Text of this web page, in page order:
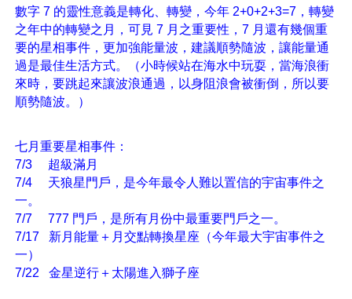
數字 7 的靈性意義是轉化、轉變，今年 2+0+2+3=7，轉變
之年中的轉變之月，可見 7 月之重要性，7 月還有幾個重
要的星相事件，更加強能量波，建議順勢隨波，讓能量通
過是最佳生活方式。（小時候站在海水中玩耍，當海浪衝
來時，要跳起來讓波浪通過，以身阻浪會被衝倒，所以要
順勢隨波。）
七月重要星相事件：
7/3     超級滿月
7/4     天狼星門戶，是今年最令人難以置信的宇宙事件之
一。
7/7     777 門戶，是所有月份中最重要門戶之一。
7/17   新月能量＋月交點轉換星座（今年最大宇宙事件之
一）
7/22   金星逆行＋太陽進入獅子座